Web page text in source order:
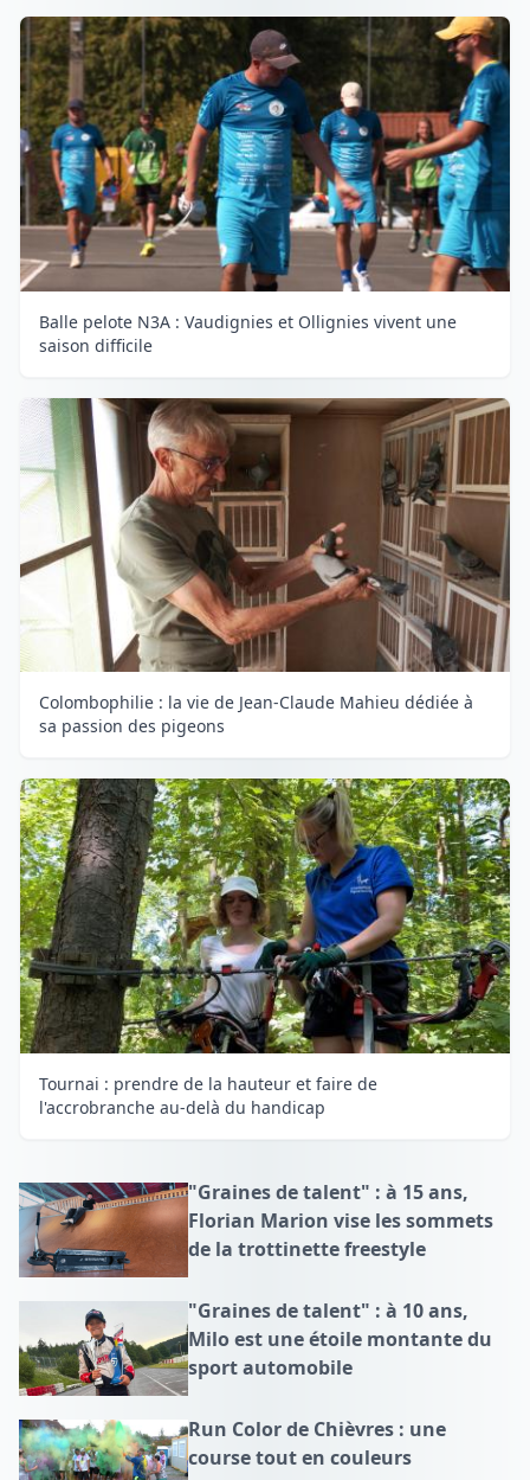
Balle pelote N3A : Vaudignies et Ollignies vivent une
saison difficile
Colombophilie : la vie de Jean-Claude Mahieu dédiée à
sa passion des pigeons
Tournai : prendre de la hauteur et faire de
l'accrobranche au-delà du handicap
"Graines de talent" : à 15 ans,
Florian Marion vise les sommets
de la trottinette freestyle
"Graines de talent" : à 10 ans,
Milo est une étoile montante du
sport automobile
Run Color de Chièvres : une
course tout en couleurs